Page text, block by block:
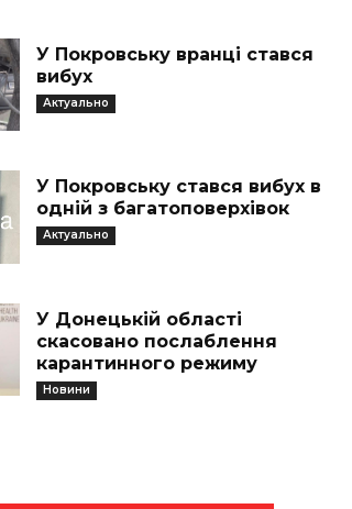
У Покровську вранці стався
вибух
Актуально
У Покровську стався вибух в
одній з багатоповерхівок
Актуально
У Донецькій області
скасовано послаблення
карантинного режиму
Новини